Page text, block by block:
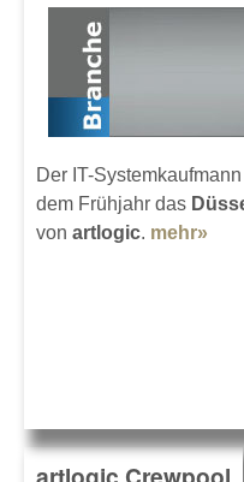
Der IT-Systemkaufmann
dem Frühjahr das
von artlogic. mehr»